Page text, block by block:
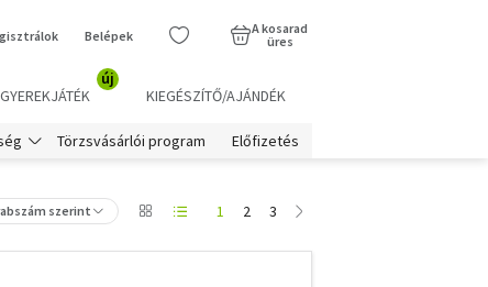
Belépek
A kosarad
üres
GYEREKJÁTÉK
új
KIEGÉSZÍTŐ/AJÁNDÉK
Törzsvásárlói program Előfizetés
szerint 1 2 3